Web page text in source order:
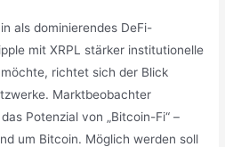
als dominierendes DeFi-
mit XRPL stärker institutionelle
richtet sich der Blick
Marktbeobachter
Potenzial von „Bitcoin-Fi“ –
um Bitcoin. Möglich werden soll